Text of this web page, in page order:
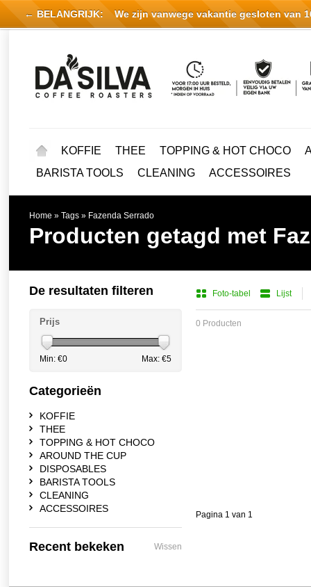
KOFFIE THEE TOPPING & HOT CHOCO
BARISTA TOOLS
CLEANING ACCESSOIRES
Home » Tags » Fazenda Serrado
Producten getagd met
Foto-tabel Lijst
0 Producten
Pagina 1 van 1
De resultaten filteren
Prijs
Min: €0 Max: €5
Categorieën
KOFFIE
THEE
TOPPING & HOT CHOCO
AROUND THE CUP
DISPOSABLES
BARISTA TOOLS
CLEANING
ACCESSOIRES
Recent bekeken Wissen
← BELANGRIJK: We zijn vanwege vakantie gesloten van